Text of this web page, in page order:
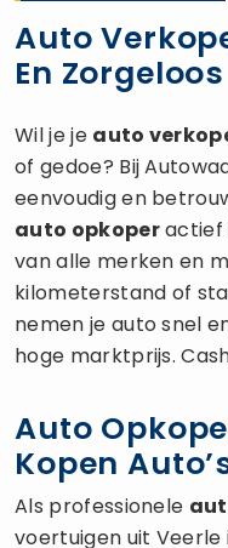
Auto
En
Wil je je auto
of gedoe? Bij
eenvoudig en
auto opkoperactief
van alle merken en
kilometerstand of
nemen je auto snel
hoge marktprijs.
Auto
Kopen
Als professionele
voertuigen uit